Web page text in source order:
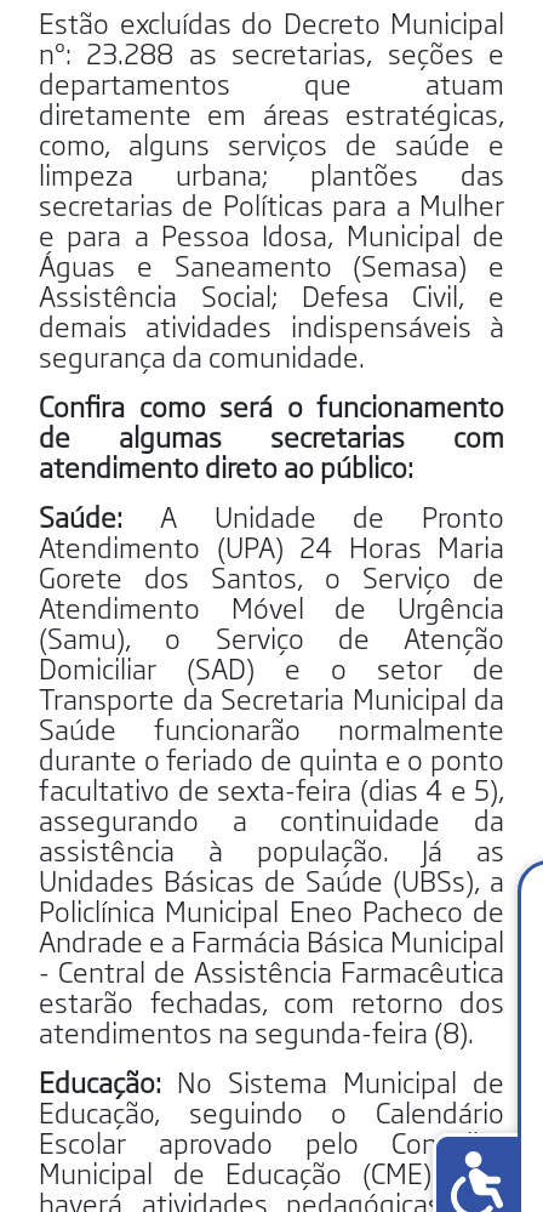
Estão excluídas do Decreto Municipal
nº: 23.288 as secretarias, seções e
departamentos que atuam
diretamente em áreas estratégicas,
como, alguns serviços de saúde e
limpeza urbana; plantões das
secretarias de Políticas para a Mulher
e para a Pessoa Idosa, Municipal de
Águas e Saneamento (Semasa) e
Assistência Social; Defesa Civil, e
demais atividades indispensáveis à
segurança da comunidade.
Confira como será o funcionamento
de algumas secretarias com
atendimento direto ao público:
Saúde: A Unidade de Pronto
Atendimento (UPA) 24 Horas Maria
Gorete dos Santos, o Serviço de
Atendimento Móvel de Urgência
(Samu), o Serviço de Atenção
Domiciliar (SAD) e o setor de
Transporte da Secretaria Municipal da
Saúde funcionarão normalmente
durante o feriado de quinta e o ponto
facultativo de sexta-feira (dias 4 e 5),
assegurando a continuidade da
assistência à população. Já as
Unidades Básicas de Saúde (UBSs), a
Policlínica Municipal Eneo Pacheco de
Andrade e a Farmácia Básica Municipal
- Central de Assistência Farmacêutica
estarão fechadas, com retorno dos
atendimentos na segunda-feira (8).
Educação: No Sistema Municipal de
Educação, seguindo o Calendário
Escolar aprovado pelo Conselho
Municipal de Educação (CME), não
haverá atividades pedagógicas nas